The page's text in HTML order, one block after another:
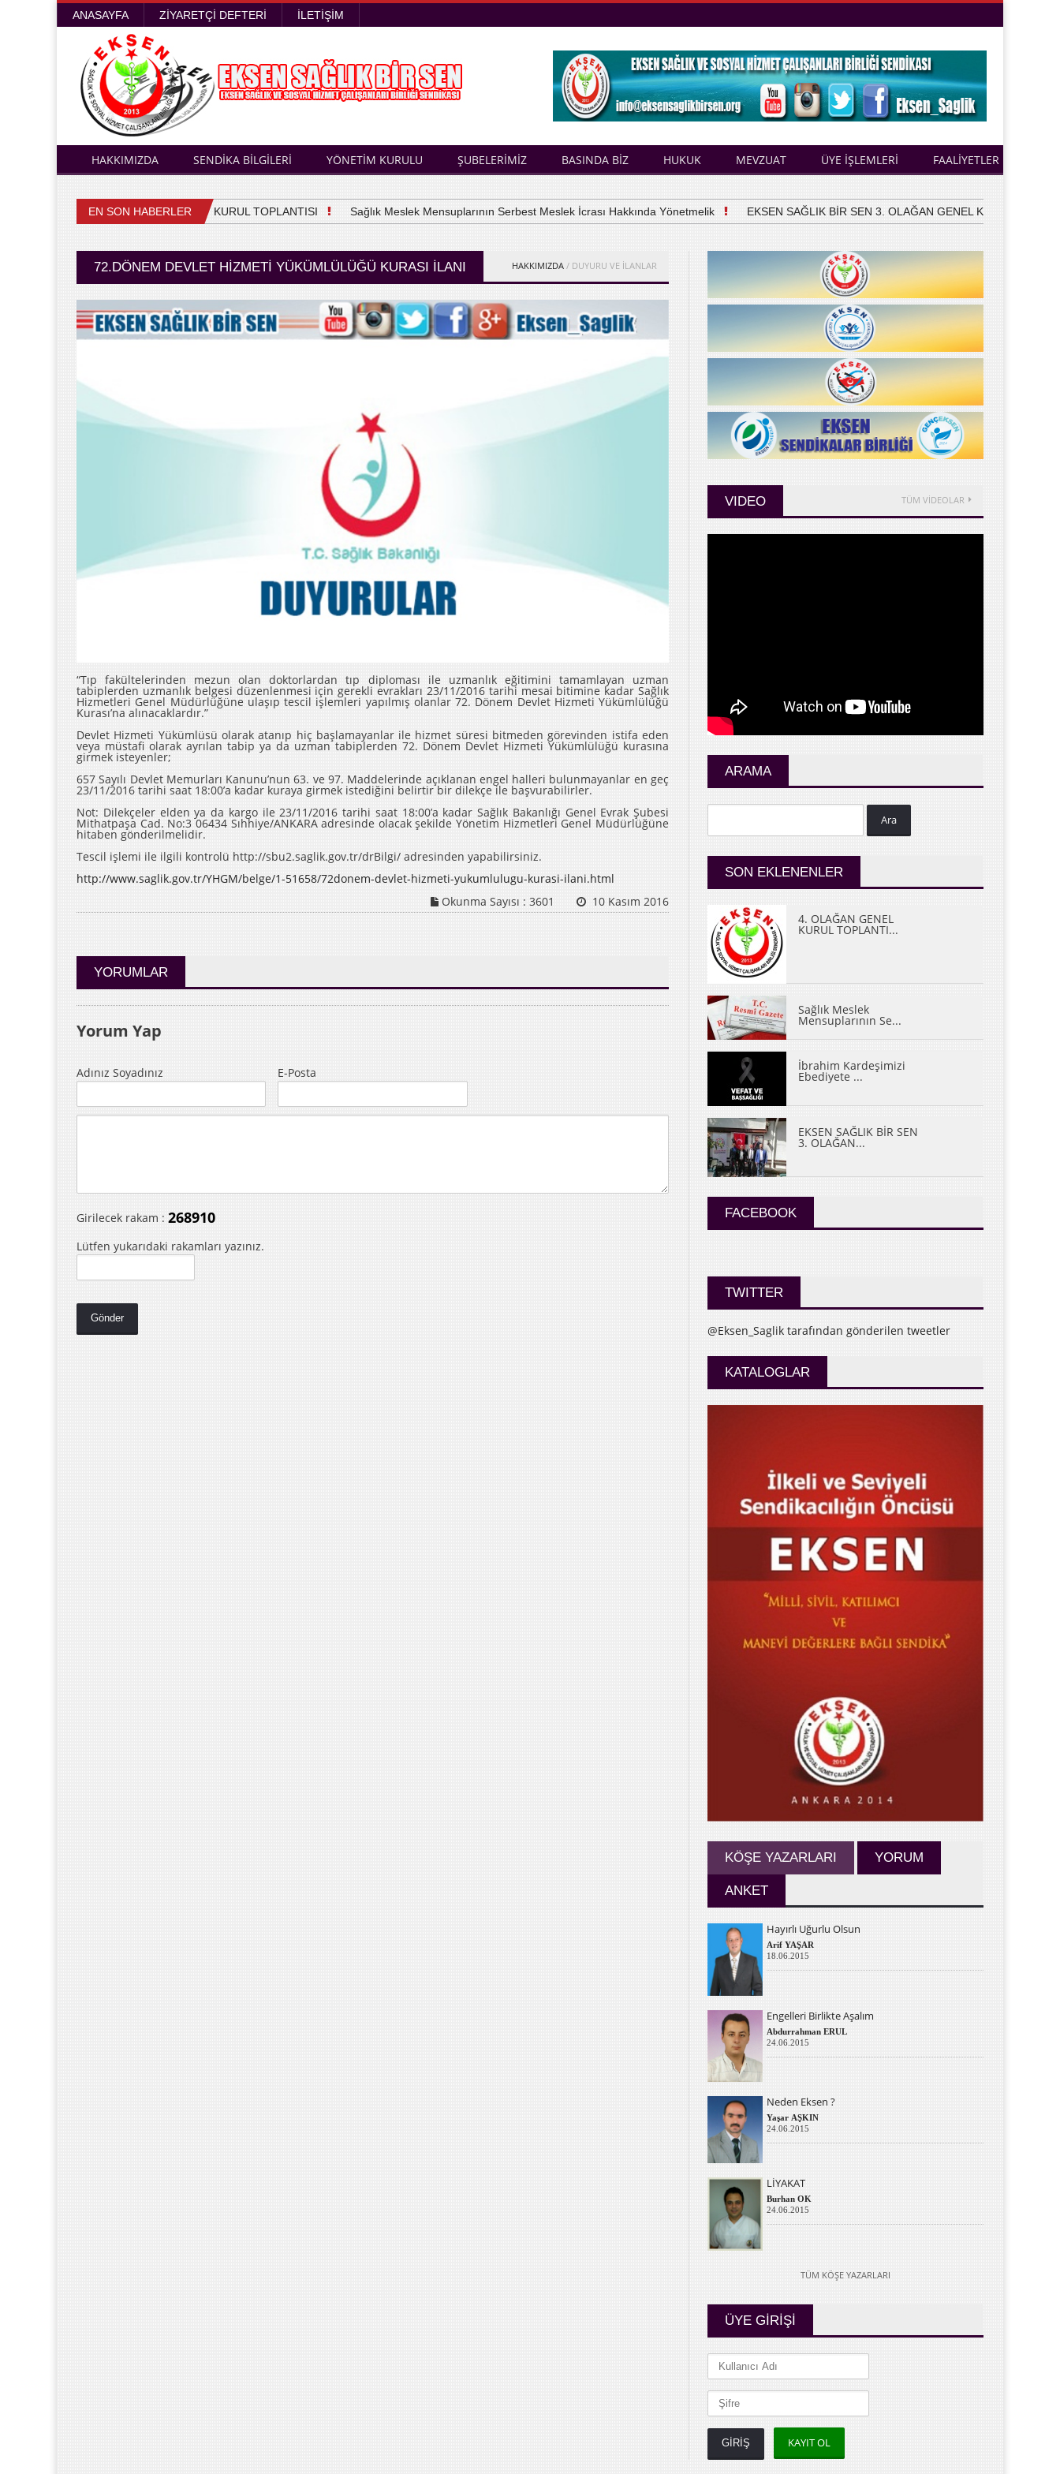
ANASAYFA ZIYARETÇI DEFTERI İLETIŞIM
HAKKIMIZDA SENDİKA BİLGİLERİ YÖNETİM KURULU ŞUBELERİMİZ BASINDA BİZ HUKUK MEVZUAT ÜYE İŞLEMLERİ FAALİYETLER
EN SON HABERLER
4. OLAĞAN GENEL KURUL TOPLANTISI Sağlık Meslek Mensuplarının Serbest Meslek İcrası Hakkında Yönetmelik EKSEN SAĞLIK BİR SEN 3. OLAĞAN GENEL KURULUNU YAPTI
72.DÖNEM DEVLET HIZMETI YÜKÜMLÜLÜĞÜ KURASI İLANI HAKKIMIZDA / DUYURU VE İLANLAR
“Tıp fakültelerinden mezun olan doktorlardan tıp diploması ile uzmanlık eğitimini tamamlayan uzman
tabiplerden uzmanlık belgesi düzenlenmesi için gerekli evrakları 23/11/2016 tarihi mesai bitimine kadar Sağlık
Hizmetleri Genel Müdürlüğüne ulaşıp tescil işlemleri yapılmış olanlar 72. Dönem Devlet Hizmeti Yükümlülüğü
Kurası’na alınacaklardır.”
Devlet Hizmeti Yükümlüsü olarak atanıp hiç başlamayanlar ile hizmet süresi bitmeden görevinden istifa eden
veya müstafi olarak ayrılan tabip ya da uzman tabiplerden 72. Dönem Devlet Hizmeti Yükümlülüğü kurasına
girmek isteyenler;
657 Sayılı Devlet Memurları Kanunu’nun 63. ve 97. Maddelerinde açıklanan engel halleri bulunmayanlar en geç
23/11/2016 tarihi saat 18:00’a kadar kuraya girmek istediğini belirtir bir dilekçe ile başvurabilirler.
Not: Dilekçeler elden ya da kargo ile 23/11/2016 tarihi saat 18:00’a kadar Sağlık Bakanlığı Genel Evrak Şubesi
Mithatpaşa Cad. No:3 06434 Sıhhiye/ANKARA adresinde olacak şekilde Yönetim Hizmetleri Genel Müdürlüğüne
hitaben gönderilmelidir.
Tescil işlemi ile ilgili kontrolü http://sbu2.saglik.gov.tr/drBilgi/ adresinden yapabilirsiniz.
http://www.saglik.gov.tr/YHGM/belge/1-51658/72donem-devlet-hizmeti-yukumlulugu-kurasi-ilani.html
Okunma Sayısı : 3601 10 Kasım 2016
YORUMLAR
Yorum Yap
Adınız Soyadınız E-Posta
Girilecek rakam : 268910
Lütfen yukarıdaki rakamları yazınız.
VIDEO TÜM VİDEOLAR
ARAMA
Ara
SON EKLENENLER
4. OLAĞAN GENEL
KURUL TOPLANTI...
Sağlık Meslek
Mensuplarının Se...
İbrahim Kardeşimizi
Ebediyete ...
EKSEN SAĞLIK BİR SEN
3. OLAĞAN...
FACEBOOK
TWITTER
@Eksen_Saglik tarafından gönderilen tweetler
KATALOGLAR
KÖŞE YAZARLARI YORUM
ANKET
Hayırlı Uğurlu Olsun
Arif YAŞAR
18.06.2015
Engelleri Birlikte Aşalım
Abdurrahman ERUL
24.06.2015
Neden Eksen ?
Yaşar AŞKIN
24.06.2015
LİYAKAT
Burhan OK
24.06.2015
TÜM KÖŞE YAZARLARI
ÜYE GİRİŞİ
KAYIT OL